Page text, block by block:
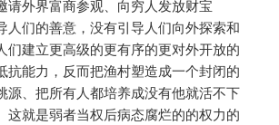
请外界富商参观、向穷人发放财宝
人们的善意，没有引导人们向外探索和
们建立更高级的更有序的更对外开放的
抗能力，反而把渔村塑造成一个封闭的
源、把所有人都培养成没有他就活不下
这就是弱者当权后病态腐烂的的权力的